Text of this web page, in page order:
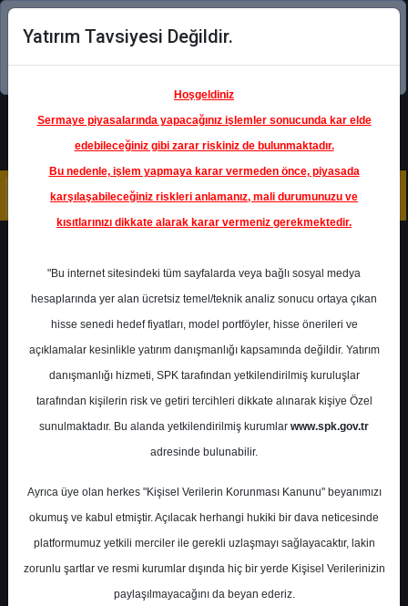
Şimdi uygulamayı indirin!
SELEC - SELÇUK ECZA DEPOSU
TİCARET VE SANAYİ A.Ş.
Hedef Fiyat 140.00 ₺
Getiri
%-35.39
0 0
Yatırım Tavsiyesi Değildir.
Hoşgeldiniz
Sermaye piyasalarında yapacağınız işlemler sonucunda kar elde
edebileceğiniz gibi zarar riskiniz de bulunmaktadır.
Bu nedenle, işlem yapmaya karar vermeden önce, piyasada
karşılaşabileceğiniz riskleri anlamanız, mali durumunuzu ve
kısıtlarınızı dikkate alarak karar vermeniz gerekmektedir.
"Bu internet sitesindeki tüm sayfalarda veya bağlı sosyal medya
hesaplarında yer alan ücretsiz temel/teknik analiz sonucu ortaya çıkan
hisse senedi hedef fiyatları, model portföyler, hisse önerileri ve
açıklamalar kesinlikle yatırım danışmanlığı kapsamında değildir. Yatırım
danışmanlığı hizmeti, SPK tarafından yetkilendirilmiş kuruluşlar
tarafından kişilerin risk ve getiri tercihleri dikkate alınarak kişiye Özel
sunulmaktadır. Bu alanda yetkilendirilmiş kurumlar www.spk.gov.tr
adresinde bulunabilir.
Ayrıca üye olan herkes "Kişisel Verilerin Korunması Kanunu" beyanımızı
okumuş ve kabul etmiştir. Açılacak herhangi hukiki bir dava neticesinde
platformumuz yetkili merciler ile gerekli uzlaşmayı sağlayacaktır, lakin
zorunlu şartlar ve resmi kurumlar dışında hiç bir yerde Kişisel Verilerinizin
paylaşılmayacağını da beyan ederiz.